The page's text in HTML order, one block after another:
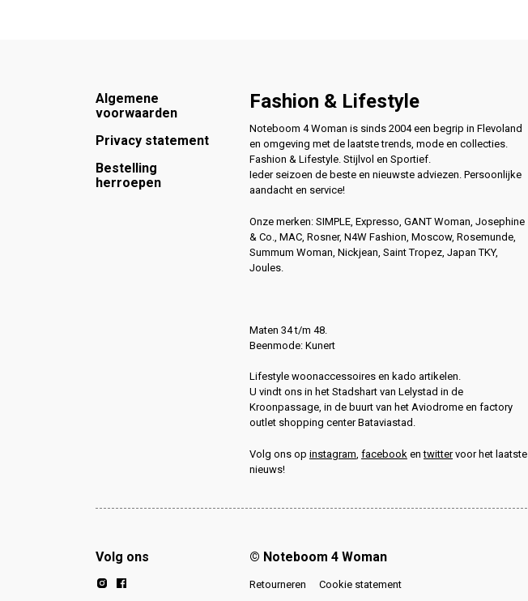
Footer
Algemene
voorwaarden
Privacy statement
Bestelling
herroepen
Fashion & Lifestyle
Noteboom 4 Woman is sinds 2004 een begrip in Flevoland
en omgeving met de laatste trends, mode en collecties.
Fashion & Lifestyle. Stijlvol en Sportief.
Ieder seizoen de beste en nieuwste adviezen. Persoonlijke
aandacht en service!
Onze merken: SIMPLE, Expresso, GANT Woman, Josephine
& Co., MAC, Rosner, N4W Fashion, Moscow, Rosemunde,
Summum Woman, Nickjean, Saint Tropez, Japan TKY,
Joules.
Maten 34 t/m 48.
Beenmode: Kunert
Lifestyle woonaccessoires en kado artikelen.
U vindt ons in het Stadshart van Lelystad in de
Kroonpassage, in de buurt van het Aviodrome en factory
outlet shopping center Bataviastad.
Volg ons op instagram facebook entwittervoor het laatste
nieuws!
Volg ons © Noteboom 4 Woman
Retourneren Cookie statement